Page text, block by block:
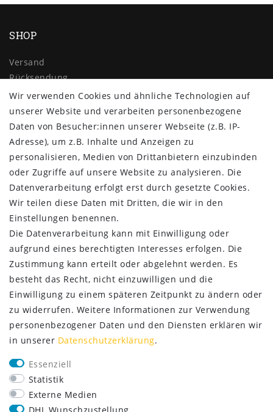
SHOP
Versand
Rücksendung
Widerrufs­recht
Impressum
Daten­schutz­erklärung
AGB
Kontakt
ZAHLUNG & VERSAND
SERVICE
Lieferung nur 2,95 €
Rücksendung kostenfrei
14 Tage Rückgaberecht
Wir verwenden Cookies und ähnliche Technologien auf
unserer Website und verarbeiten personenbezogene
Daten von Besucher:innen unserer Webseite (z.B. IP-
Adresse), um z.B. Inhalte und Anzeigen zu
personalisieren, Medien von Drittanbietern einzubinden
oder Zugriffe auf unsere Website zu analysieren. Die
Datenverarbeitung erfolgt erst durch gesetzte Cookies.
Wir teilen diese Daten mit Dritten, die wir in den
Einstellungen benennen.
Die Datenverarbeitung kann mit Einwilligung oder
aufgrund eines berechtigten Interesses erfolgen. Die
Zustimmung kann erteilt oder abgelehnt werden. Es
besteht das Recht, nicht einzuwilligen und die
Einwilligung zu einem späteren Zeitpunkt zu ändern oder
zu widerrufen. Weitere Informationen zur Verwendung
personenbezogener Daten und den Diensten erklären wir
in unserer Daten­schutz­erklärung.
Essenziell
Statistik
Externe Medien